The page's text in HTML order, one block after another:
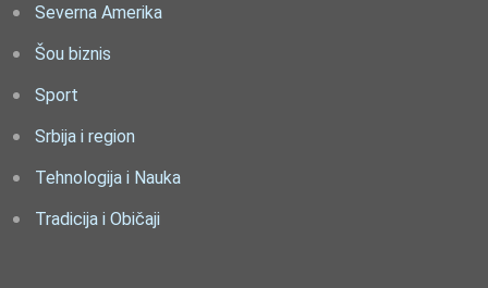
Severna Amerika
Šou biznis
Sport
Srbija i region
Tehnologija i Nauka
Tradicija i Običaji